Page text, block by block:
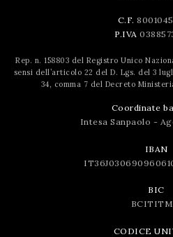
C.F.
P.IVA
Rep. n. 158803 del Registro Unico
sensi dell’articolo 22 del D. Lgs. del 3
34, comma 7 del Decreto
Coordinate
Intesa Sanpaolo -
IBAN
BIC
CODICE